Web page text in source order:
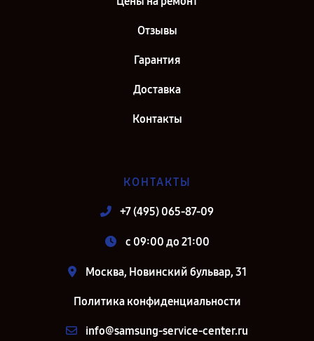
Отзывы
Гарантия
Доставка
Контакты
КОНТАКТЫ
+7 (495) 065-87-09
c 09:00 до 21:00
Москва, Новинский бульвар, 31
Политика конфиденциальности
info@samsung-service-center.ru